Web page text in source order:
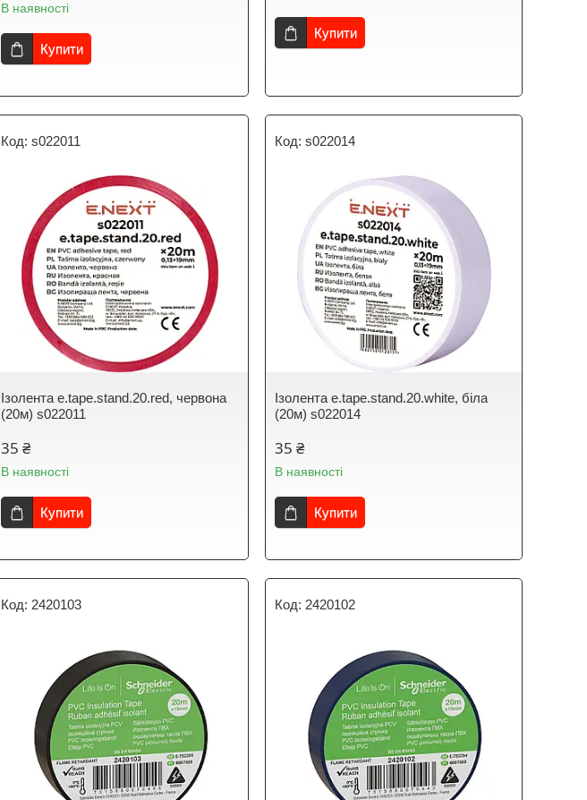
В наявності
Купити
Купити
s022011
Ізолента e.tape.stand.20.red, червона
(20м) s022011
35 ₴
В наявності
Купити
s022014
Ізолента e.tape.stand.20.white, біла
(20м) s022014
35 ₴
В наявності
Купити
2420103 2420102